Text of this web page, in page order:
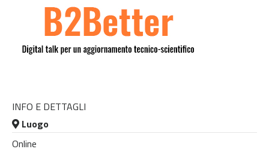
INFO E DETTAGLI
Luogo
Online